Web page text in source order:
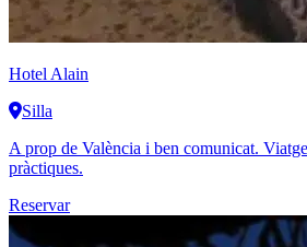
Hotel Alain
Silla
A prop de València i ben comunicat.
pràctiques.
Reservar